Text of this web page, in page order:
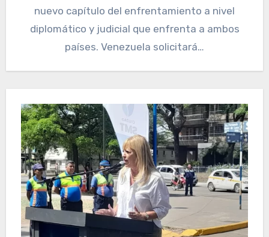
nuevo capítulo del enfrentamiento a nivel
diplomático y judicial que enfrenta a ambos
países. Venezuela solicitará…